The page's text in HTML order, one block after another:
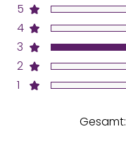
5
4
3
2
1
Gesamt: